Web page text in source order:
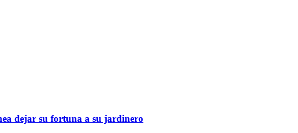
dejar su fortuna a su jardinero